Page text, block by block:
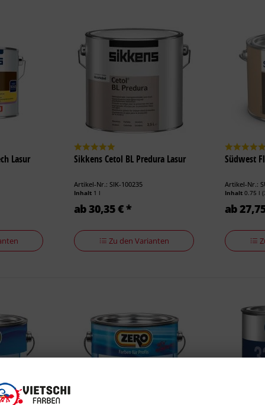
Lasur Sikkens Cetol BL Predura Lasur
Artikel-Nr.: SIK-100235
Inhalt 1 l
ab 30,35 € *
Zu den Varianten
Südwest
Artikel-Nr.:
Inhalt0.75 l
ab